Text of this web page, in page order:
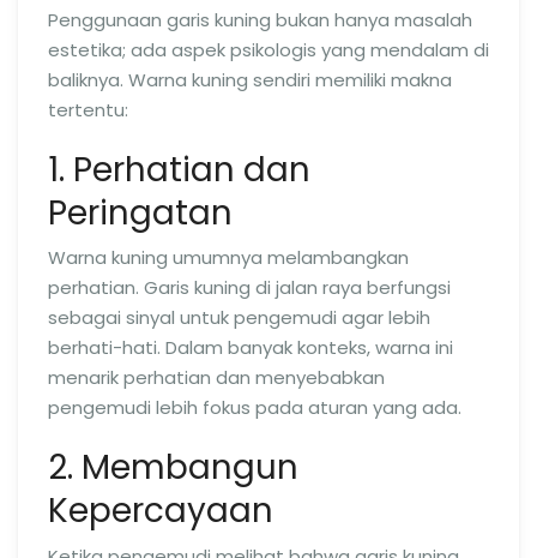
Penggunaan garis kuning bukan hanya masalah
estetika; ada aspek psikologis yang mendalam di
baliknya. Warna kuning sendiri memiliki makna
tertentu:
1. Perhatian dan
Peringatan
Warna kuning umumnya melambangkan
perhatian. Garis kuning di jalan raya berfungsi
sebagai sinyal untuk pengemudi agar lebih
berhati-hati. Dalam banyak konteks, warna ini
menarik perhatian dan menyebabkan
pengemudi lebih fokus pada aturan yang ada.
2. Membangun
Kepercayaan